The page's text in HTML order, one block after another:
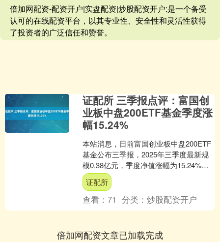
倍加网配资-配资开户|实盘配资|炒股配资开户:是一个备受
认可的在线配资平台，以其专业性、安全性和灵活性获得
了投资者的广泛信任和赞誉。
证配所 三季报点评：富国创
业板中盘200ETF基金季度涨
幅15.24%
本站消息，日前富国创业板中盘200ETF
基金公布三季报，2025年三季度最新规
模0.38亿元，季度净值涨幅为15.24%。
从业绩表现来看，富国创业板中盘200....
证配所
查看：71 分类：炒股配资开户
倍加网配资文章已加载完成